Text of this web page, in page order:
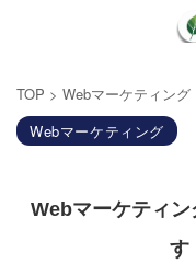
TOP > Webマーケティング
Webマーケティング
Webマーケティン
す